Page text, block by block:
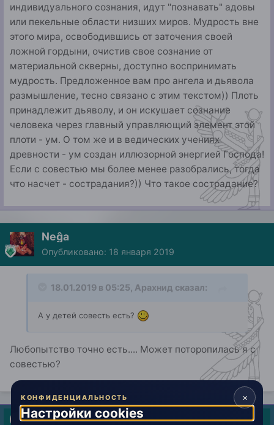
индивидуального сознания, идут "познавать" адовы
или пекельные области низших миров. Мудрость вне
этого мира, освободившись от заточения своей
ложной гордыни, очистив свое сознание от
материальной скверны, доступно воспринимать
мудрость. Предложенное вам про ангела и дьявола
размышление, тесно связано с этим текстом)) Плоть
принадлежит дьяволу, и он искушает сознание
человека через главный управляющий элемент этой
плоти - ум. О том же и в ведических учениях
древности - ум создан иллюзорной энергией Господа!
Если с совестью мы более менее разобрались, тогда
что насчет - сострадания?)) Что такое сострадание?
Neĝa
Опубликовано: 18 января 2019
18.01.2019 в 05:25, Арахнид сказал:
А у детей совесть есть?
Любопытство точно есть.... Может поторопилась я с
совестью?
Новичок
×
КОНФИДЕНЦИАЛЬНОСТЬ
Настройки cookies